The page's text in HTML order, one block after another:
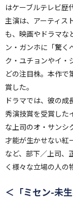
はケーブルテレビ歴
主演は、アーティス
も、映画やドラマな
ン・ガンホに「驚く
ク・ユチョンやイ・
どの注目株。本作で
賞した。
ドラマでは、彼の
秀演技賞を受賞した
な上司のオ・サンシ
才能が生かせない紅
など、部下／上司、
く様々な立場の人の
＜「ミセン-未